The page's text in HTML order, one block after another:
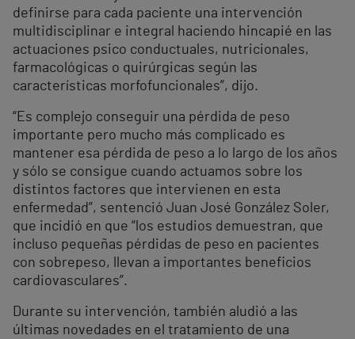
definirse para cada paciente una intervención
multidisciplinar e integral haciendo hincapié en las
actuaciones psico conductuales, nutricionales,
farmacológicas o quirúrgicas según las
características morfofuncionales”, dijo.
“Es complejo conseguir una pérdida de peso
importante pero mucho más complicado es
mantener esa pérdida de peso a lo largo de los años
y sólo se consigue cuando actuamos sobre los
distintos factores que intervienen en esta
enfermedad”, sentenció Juan José González Soler,
que incidió en que “los estudios demuestran, que
incluso pequeñas pérdidas de peso en pacientes
con sobrepeso, llevan a importantes beneficios
cardiovasculares”.
Durante su intervención, también aludió a las
últimas novedades en el tratamiento de una